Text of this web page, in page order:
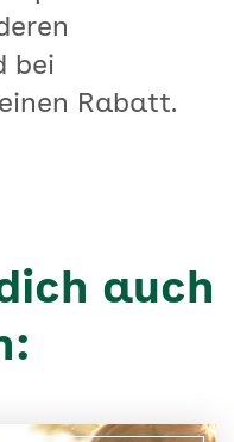
bei
Rabatt.
auch